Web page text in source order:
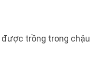
được trồng trong chậu